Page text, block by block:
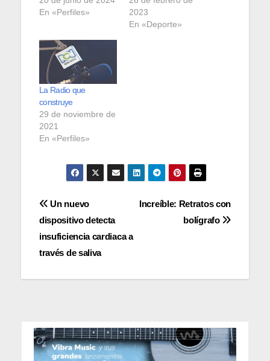
En «Perfiles»
2023
En «Deporte»
La Radio que
construye
29 de noviembre de
2021
En «Perfiles»
Navegación
de
entradas
Increíble: Retratos con
bolígrafo
Un nuevo
dispositivo detecta
insuficiencia cardiaca a
través de saliva